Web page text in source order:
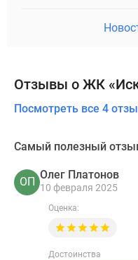
Отзывы о ЖК
Посмотреть все 4
Самый полезный
ОП
Олег Платонов
10 февраля 2025
Оценка:
Достоинства